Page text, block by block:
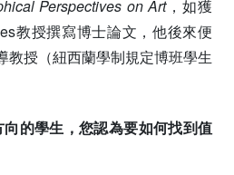
Perspectives on Art，如獲
教授撰寫博士論文，他後來便
教授（紐西蘭學制規定博班學生
的學生，您認為要如何找到值